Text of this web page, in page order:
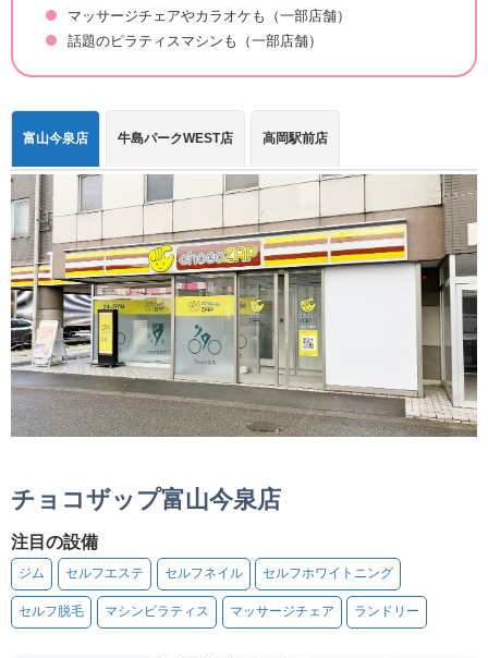
マッサージチェアやカラオケも（一部店舗）
話題のピラティスマシンも（一部店舗）
富山今泉店 牛島パークWEST店 高岡駅前店
チョコザップ富山今泉店
注目の設備
ジム セルフエステ セルフネイル セルフホワイトニング
セルフ脱毛 マシンピラティス マッサージチェア ランドリー